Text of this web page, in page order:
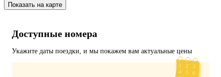
Показать на карте
Доступные номера
Укажите даты поездки, и мы покажем вам актуальные цены